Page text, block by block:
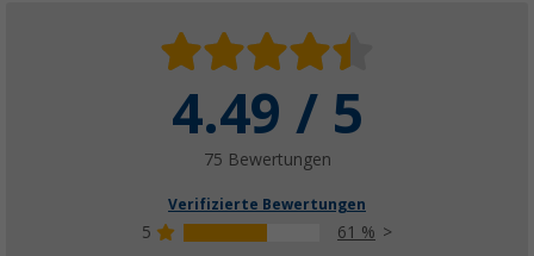
Camptime Venus Küchen- und Universalzelt
(52)
89, 99€UVP119,- €
4.49 / 5
75 Bewertungen
Verifizierte Bewertungen
5
61 %